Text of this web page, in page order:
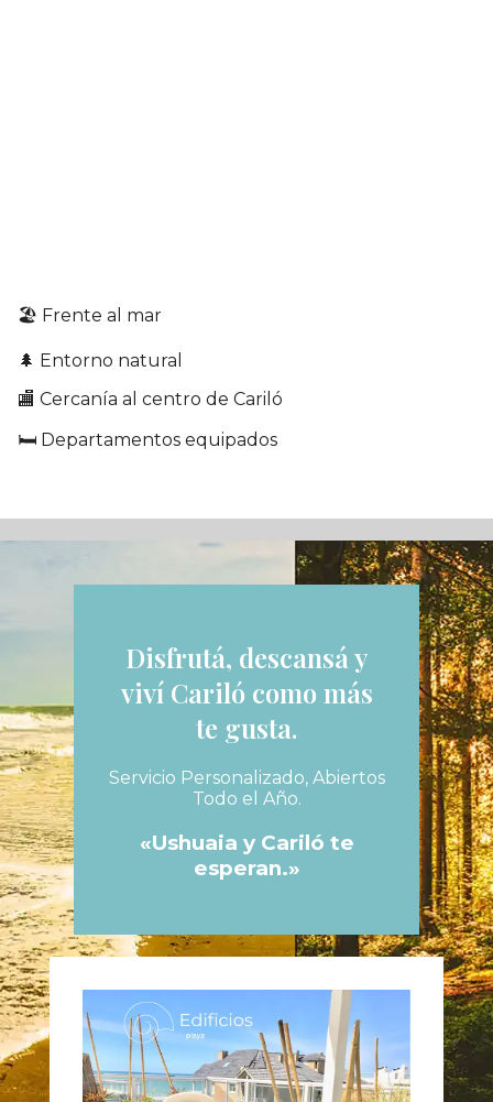
🏖️ Frente al mar
🌲 Entorno natural
🏬 Cercanía al centro de Cariló
🛏️ Departamentos equipados
Disfrutá, descansá y
viví Cariló como más
te gusta.
Servicio Personalizado, Abiertos
Todo el Año.
«Ushuaia y Cariló te
esperan.»